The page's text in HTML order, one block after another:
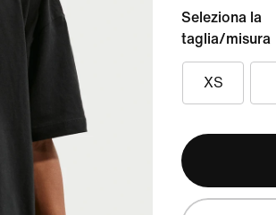
Seleziona la
taglia/misura
XS